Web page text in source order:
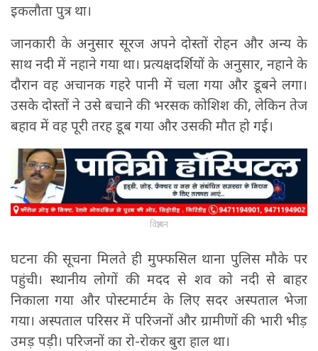
इकलौता पुत्र था।
जानकारी के अनुसार सूरज अपने दोस्तों रोहन और अन्य के
साथ नदी में नहाने गया था। प्रत्यक्षदर्शियों के अनुसार, नहाने के
दौरान वह अचानक गहरे पानी में चला गया और डूबने लगा।
उसके दोस्तों ने उसे बचाने की भरसक कोशिश की, लेकिन तेज
बहाव में वह पूरी तरह डूब गया और उसकी मौत हो गई।
विज्ञापन
घटना की सूचना मिलते ही मुफ्फसिल थाना पुलिस मौके पर
पहुंची। स्थानीय लोगों की मदद से शव को नदी से बाहर
निकाला गया और पोस्टमार्टम के लिए सदर अस्पताल भेजा
गया। अस्पताल परिसर में परिजनों और ग्रामीणों की भारी भीड़
उमड़ पड़ी। परिजनों का रो-रोकर बुरा हाल था।